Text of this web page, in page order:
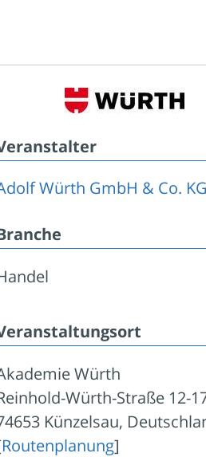
Würth GmbH & Co. KG
Würth
Würth-Straße 12-
Künzelsau,
Routenplanung]